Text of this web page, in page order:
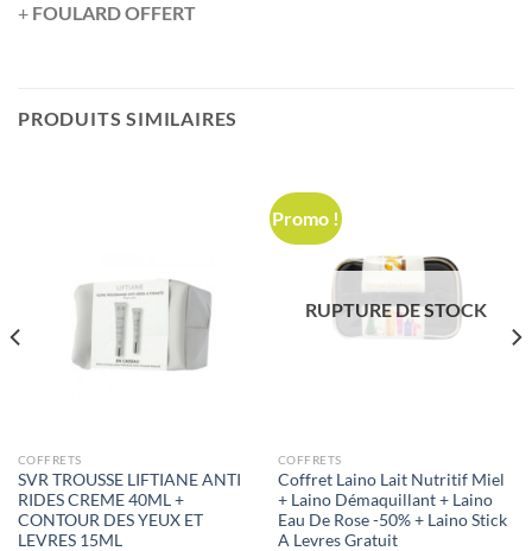
+ FOULARD OFFERT
PRODUITS SIMILAIRES
COFFRETS
SVR TROUSSE LIFTIANE ANTI
RIDES CREME 40ML +
CONTOUR DES YEUX ET
LEVRES 15ML
Promo !
RUPTURE DE STOCK
COFFRETS
Coffret Laino Lait Nutritif Miel
+ Laino Démaquillant + Laino
Eau De Rose -50% + Laino Stick
A Levres Gratuit